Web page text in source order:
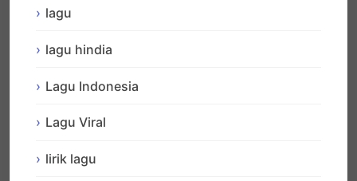
lagu
lagu hindia
Lagu Indonesia
Lagu Viral
lirik lagu